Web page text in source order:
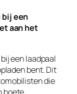
bij een
aan het
een laadpaal
bent. Dit
die